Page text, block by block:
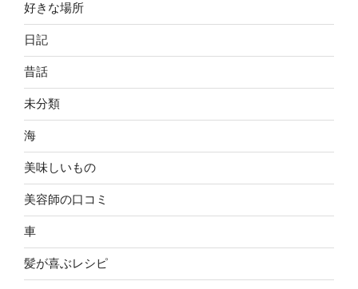
好きな場所
日記
昔話
未分類
海
美味しいもの
美容師の口コミ
車
髪が喜ぶレシピ